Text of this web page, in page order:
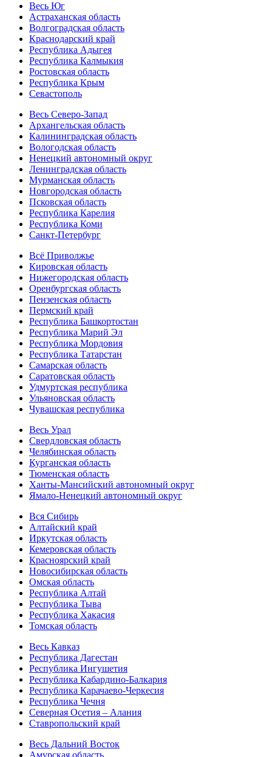
Весь Юг
Астраханская область
Волгоградская область
Краснодарский край
Республика Адыгея
Республика Калмыкия
Ростовская область
Республика Крым
Севастополь
Весь Северо-Запад
Архангельская область
Калининградская область
Вологодская область
Ненецкий автономный округ
Ленинградская область
Мурманская область
Новгородская область
Псковская область
Республика Карелия
Республика Коми
Санкт-Петербург
Всё Приволжье
Кировская область
Нижегородская область
Оренбургская область
Пензенская область
Пермский край
Республика Башкортостан
Республика Марий Эл
Республика Мордовия
Республика Татарстан
Самарская область
Саратовская область
Удмуртская республика
Ульяновская область
Чувашская республика
Весь Урал
Свердловская область
Челябинская область
Курганская область
Тюменская область
Ханты-Мансийский автономный округ
Ямало-Ненецкий автономный округ
Вся Сибирь
Алтайский край
Иркутская область
Кемеровская область
Красноярский край
Новосибирская область
Омская область
Республика Алтай
Республика Тыва
Республика Хакасия
Томская область
Весь Кавказ
Республика Дагестан
Республика Ингушетия
Республика Кабардино-Балкария
Республика Карачаево-Черкесия
Республика Чечня
Северная Осетия – Алания
Ставропольский край
Весь Дальний Восток
Амурская область